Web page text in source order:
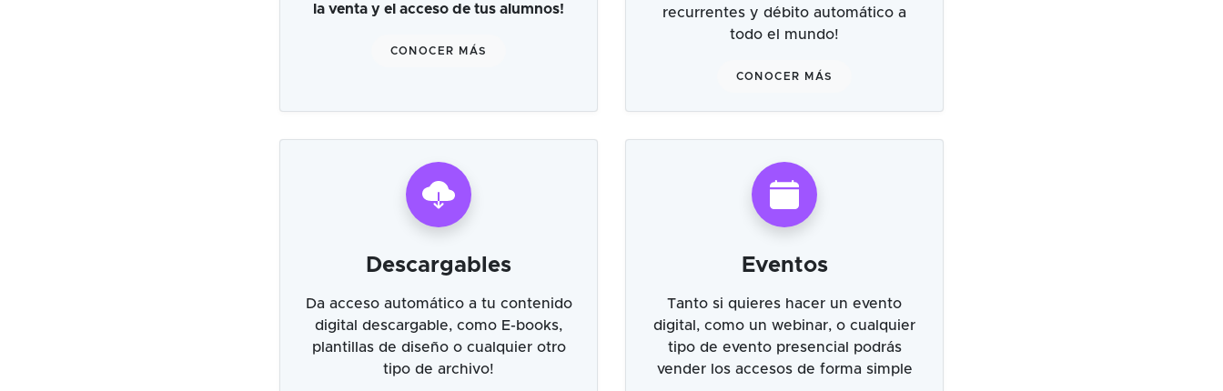
la venta y el acceso de tus alumnos!
CONOCER MÁS
recurrentes y débito automático a
todo el mundo!
CONOCER MÁS
Descargables
Da acceso automático a tu contenido
digital descargable, como E-books,
plantillas de diseño o cualquier otro
tipo de archivo!
Eventos
Tanto si quieres hacer un evento
digital, como un webinar, o cualquier
tipo de evento presencial podrás
vender los accesos de forma simple